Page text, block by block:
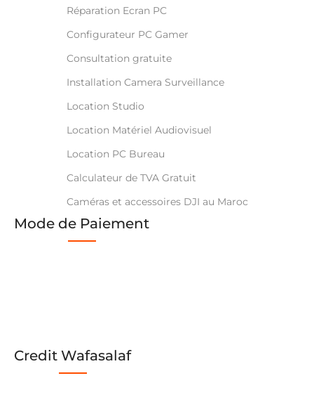
Réparation Ecran PC
Configurateur PC Gamer
Consultation gratuite
Installation Camera Surveillance
Location Studio
Location Matériel Audiovisuel
Location PC Bureau
Calculateur de TVA Gratuit
Caméras et accessoires DJI au Maroc
Mode de Paiement
Credit Wafasalaf